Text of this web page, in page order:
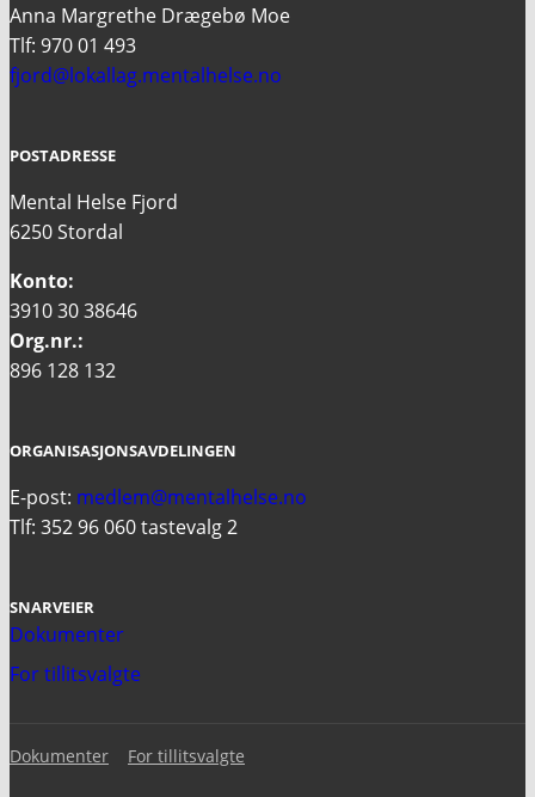
Anna Margrethe Drægebø Moe
Tlf: 970 01 493
fjord@lokallag.mentalhelse.no
POSTADRESSE
Mental Helse Fjord
6250 Stordal
Konto:
3910 30 38646
Org.nr.:
896 128 132
ORGANISASJONSAVDELINGEN
E-post: medlem@mentalhelse.no
Tlf: 352 96 060 tastevalg 2
SNARVEIER
Dokumenter
For tillitsvalgte
Dokumenter For tillitsvalgte